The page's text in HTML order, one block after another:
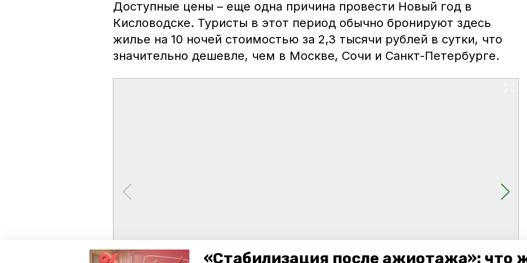
«Стабилизация после ажиотажа»: что
Доступные цены – еще одна причина провести Новый год в
Кисловодске. Туристы в этот период обычно бронируют здесь
жилье на 10 ночей стоимостью за 2,3 тысячи рублей в сутки, что
значительно дешевле, чем в Москве, Сочи и Санкт-Петербурге.